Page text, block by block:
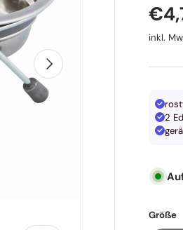
Nächste
inkl.
2
Größe